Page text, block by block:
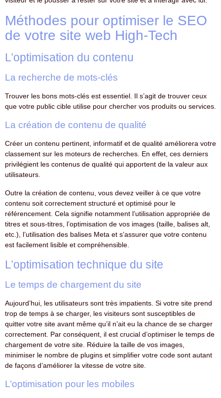
Méthodes pour optimiser le SEO
de votre site web High-Tech
L’optimisation du contenu
La recherche de mots-clés
Trouver les bons mots-clés est essentiel. Il s’agit de trouver ceux
que votre public cible utilise pour chercher vos produits ou services.
La création de contenu de qualité
Créer un contenu pertinent, informatif et de qualité améliorera votre
classement sur les moteurs de recherches. En effet, ces derniers
privilégient les contenus de qualité qui apportent de la valeur aux
utilisateurs.
Outre la création de contenu, vous devez veiller à ce que votre
contenu soit correctement structuré et optimisé pour le
référencement. Cela signifie notamment l’utilisation appropriée de
titres et sous-titres, l’optimisation de vos images (taille, balises alt,
etc.), l’utilisation des balises Meta et s’assurer que votre contenu
est facilement lisible et compréhensible.
L’optimisation technique du site
Le temps de chargement du site
Aujourd’hui, les utilisateurs sont très impatients. Si votre site prend
trop de temps à se charger, les visiteurs sont susceptibles de
quitter votre site avant même qu’il n’ait eu la chance de se charger
correctement. Par conséquent, il est crucial d’optimiser le temps de
chargement de votre site. Réduire la taille de vos images,
minimiser le nombre de plugins et simplifier votre code sont autant
de façons d’améliorer la vitesse de votre site.
L’optimisation pour les mobiles